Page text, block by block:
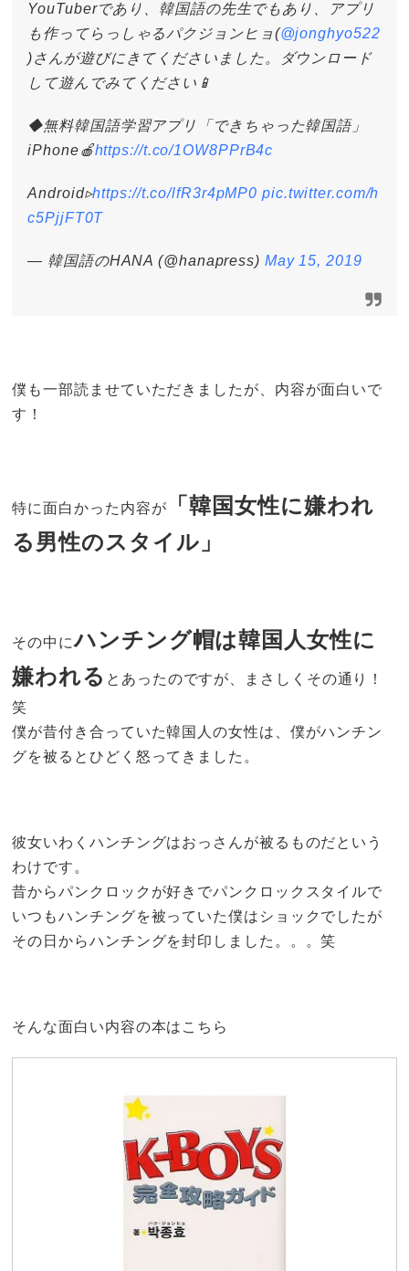
YouTuberであり、韓国語の先生でもあり、アプリ
も作ってらっしゃるパクジョンヒョ(@jonghyo522
)さんが遊びにきてくださいました。ダウンロード
して遊んでみてください📱
◆無料韓国語学習アプリ「できちゃった韓国語」
iPhone🍎https://t.co/1OW8PPrB4c
Android▹https://t.co/lfR3r4pMP0 pic.twitter.com/h
c5PjjFT0T
— 韓国語のHANA (@hanapress) May 15, 2019
僕も一部読ませていただきましたが、内容が面白いで
す！
特に面白かった内容が
「韓国女性に嫌われ
る男性のスタイル」
その中にハンチング帽は韓国人女性に
嫌われる とあったのですが、まさしくその通り！
笑
僕が昔付き合っていた韓国人の女性は、僕がハンチン
グを被るとひどく怒ってきました。
彼女いわくハンチングはおっさんが被るものだという
わけです。
昔からパンクロックが好きでパンクロックスタイルで
いつもハンチングを被っていた僕はショックでしたが
その日からハンチングを封印しました。。。笑
そんな面白い内容の本はこちら